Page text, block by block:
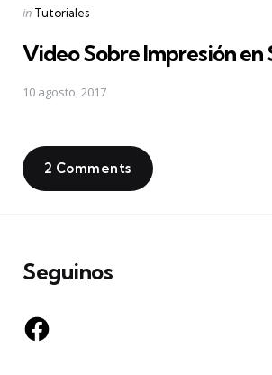
Posted
in Tutoriales
Video Sobre Impresión en
10 agosto, 2017
2 Comments
Seguinos
Facebook